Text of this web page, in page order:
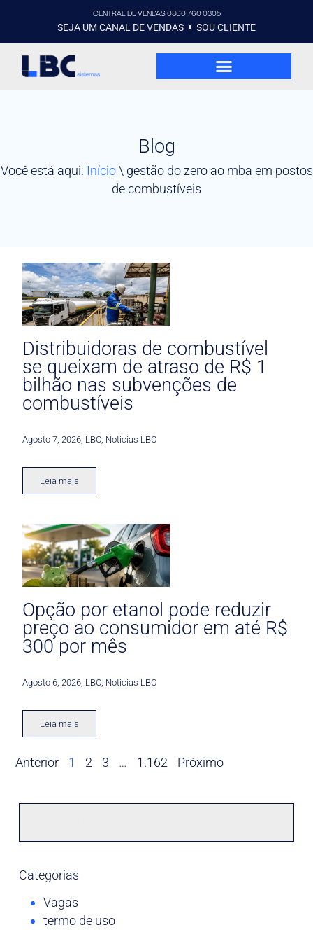
CENTRAL DE VENDAS 0800 760 0305
SEJA UM CANAL DE VENDAS SOU CLIENTE
Blog
Você está aqui: Início\ gestão do zero ao mba em postos
de combustíveis
Distribuidoras de combustível
se queixam de atraso de R$ 1
bilhão nas subvenções de
combustíveis
Agosto 7, 2026 LBC Noticias LBC
Leia mais
Opção por etanol pode reduzir
preço ao consumidor em até R$
300 por mês
Agosto 6, 2026 LBC Noticias LBC
Leia mais
Anterior 1 2 3 … 1.162 Próximo
Categorias
Vagas
termo de uso